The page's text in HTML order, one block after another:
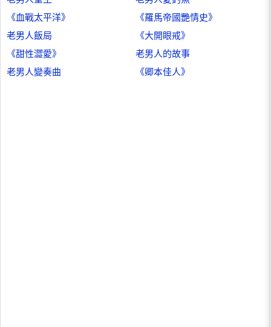
《血戰太平洋》
《羅馬帝國艷情史》
老男人飯局
《大開眼戒》
《甜性澀愛》
老男人的故事
老男人變奏曲
《卿本佳人》